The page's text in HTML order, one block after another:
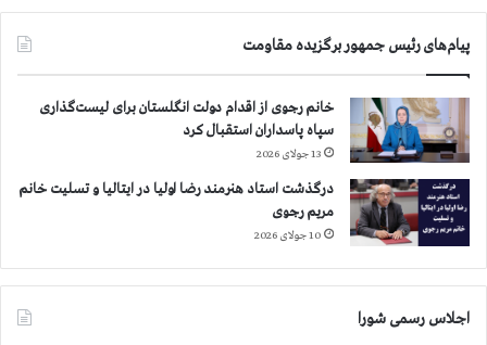
پیام‌های رئیس جمهور برگزیده مقاومت
خانم رجوی از اقدام دولت انگلستان برای لیست‌گذاری
سپاه پاسداران استقبال کرد
13 جولای 2026
درگذشت استاد هنرمند رضا اولیا در ایتالیا و تسلیت خانم
مریم رجوی
10 جولای 2026
اجلاس رسمی شورا